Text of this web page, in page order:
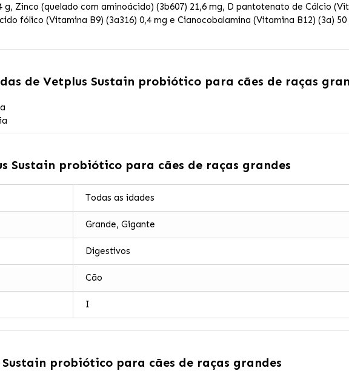
g, Zinco (quelado com aminoácido) (3b607) 21,6 mg, D pantotenato de Cálcio
fólico (Vitamina B9) (3a316) 0,4 mg e Cianocobalamina (Vitamina B12) (3a)
de Vetplus Sustain probiótico para cães de raças
Sustain probiótico para cães de raças grandes
Todas as idades
Grande, Gigante
Digestivos
Cão
I
probiótico para cães de raças grandes